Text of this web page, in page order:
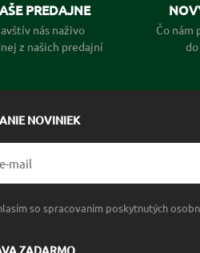
PREDAJNE
nás naživo
z našich predajní
Čo nám
NOVINIEK
so spracovaním poskytnutých